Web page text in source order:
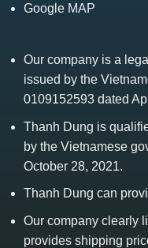
Google MAP
Our company is a
issued by the
0109152593 dated
Thanh Dung is
by the Vietnamese
October 28, 2021.
Thanh Dung can
Our company clearly
provides shipping